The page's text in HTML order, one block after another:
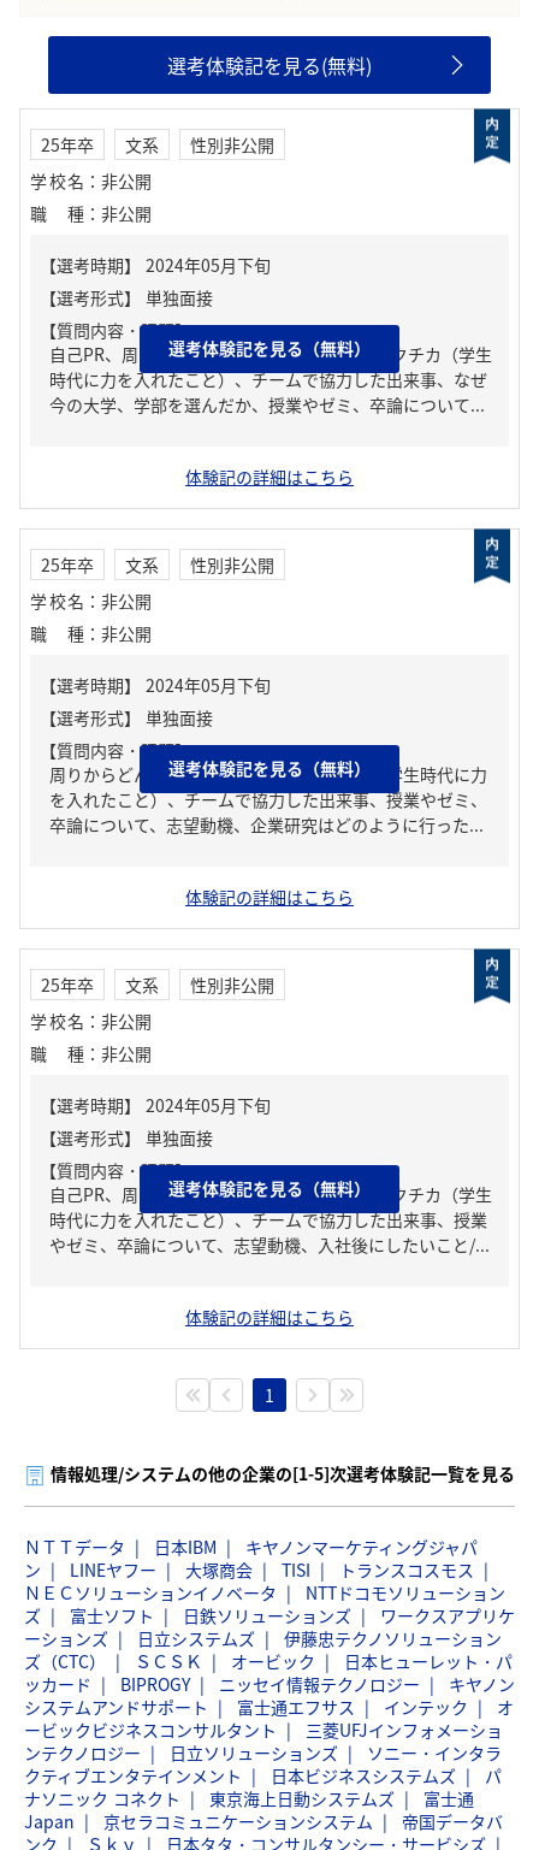
選考体験記を見る(無料)
25年卒 文系
性別非公開
学校名 ： 非公開
職種 ： 非公開
【質問内容・課題】
自己PR、周りからどんな人といわれる？、ガクチカ（学生
時代に力を入れたこと）、チームで協力した出来事、なぜ
今の大学、学部を選んだか、授業やゼミ、卒論について...
選考体験記を見る（無料）
体験記の詳細はこちら
25年卒 文系
性別非公開
学校名 ： 非公開
職種 ： 非公開
【質問内容・課題】
周りからどんな人といわれる？、ガクチカ（学生時代に力
を入れたこと）、チームで協力した出来事、授業やゼミ、
卒論について、志望動機、企業研究はどのように行った...
選考体験記を見る（無料）
体験記の詳細はこちら
25年卒 文系
性別非公開
学校名 ： 非公開
職種 ： 非公開
【質問内容・課題】
自己PR、周りからどんな人といわれる？、ガクチカ（学生
時代に力を入れたこと）、チームで協力した出来事、授業
やゼミ、卒論について、志望動機、入社後にしたいこと/...
選考体験記を見る（無料）
体験記の詳細はこちら
1
情報処理/システムの他の企業の[1-5]次選考体験記一覧を見る
ＮＴＴデータ 日本IBM
キヤノンマーケティングジャパ
ン
LINEヤフー 大塚商会 TISI
トランスコスモス
ＮＥＣソリューションイノベータ
NTTドコモソリューション
ズ
富士ソフト 日鉄ソリューションズ
ワークスアプリケ
ーションズ
日立システムズ
伊藤忠テクノソリューション
ズ（CTC）
ＳＣＳＫ オービック
日本ヒューレット・パ
ッカード
BIPROGY ニッセイ情報テクノロジー
キヤノン
システムアンドサポート
富士通エフサス インテック
オ
ービックビジネスコンサルタント
三菱UFJインフォメーショ
ンテクノロジー
日立ソリューションズ
ソニー・インタラ
クティブエンタテインメント
日本ビジネスシステムズ
パ
ナソニック コネクト
東京海上日動システムズ
富士通
Japan
京セラコミュニケーションシステム
帝国データバ
ンク
Ｓｋｙ 日本タタ・コンサルタンシー・サービシズ